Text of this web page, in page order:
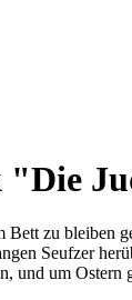
Bett zu bleiben
Seufzer
und um